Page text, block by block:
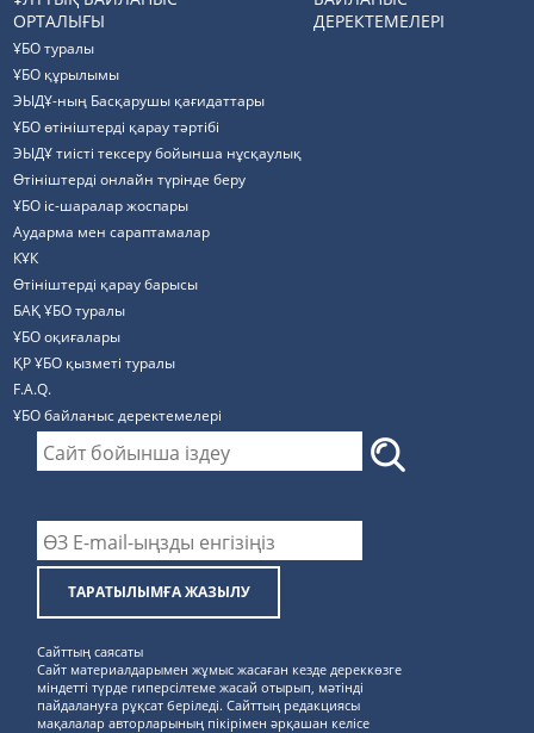
ОРТАЛЫҒЫ
ҰБО туралы
ҰБО құрылымы
ЭЫДҰ-ның Басқарушы қағидаттары
ҰБО өтініштерді қарау тәртібі
ЭЫДҰ тиісті тексеру бойынша нұсқаулық
Өтініштерді онлайн түрінде беру
ҰБО іс-шаралар жоспары
Аударма мен сараптамалар
КҰК
Өтініштерді қарау барысы
БАҚ ҰБО туралы
ҰБО оқиғалары
ҚР ҰБО қызметі туралы
F.A.Q.
ҰБО байланыс деректемелерi
ДЕРЕКТЕМЕЛЕРІ
ТАРАТЫЛЫМҒА ЖАЗЫЛУ
Сайттың саясаты
Сайт материалдарымен жұмыс жасаған кезде дереккөзге
міндетті түрде гиперсілтеме жасай отырып, мәтінді
пайдалануға рұқсат беріледі. Сайттың редакциясы
мақалалар авторларының пікірімен әрқашан келісе